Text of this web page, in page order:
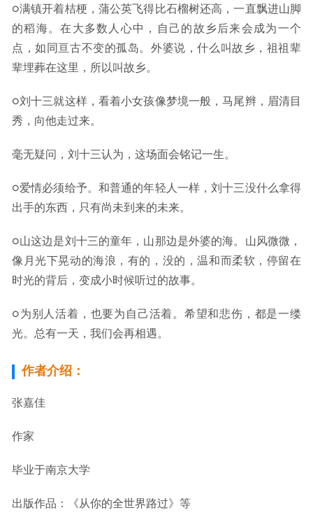
○满镇开着桔梗，蒲公英飞得比石榴树还高，一直飘进山脚
的稻海。在大多数人心中，自己的故乡后来会成为一个
点，如同亘古不变的孤岛。外婆说，什么叫故乡，祖祖辈
辈埋葬在这里，所以叫故乡。
○刘十三就这样，看着小女孩像梦境一般，马尾辫，眉清目
秀，向他走过来。
毫无疑问，刘十三认为，这场面会铭记一生。
○爱情必须给予。和普通的年轻人一样，刘十三没什么拿得
出手的东西，只有尚未到来的未来。
○山这边是刘十三的童年，山那边是外婆的海。山风微微，
像月光下晃动的海浪，有的，没的，温和而柔软，停留在
时光的背后，变成小时候听过的故事。
○为别人活着，也要为自己活着。希望和悲伤，都是一缕
光。总有一天，我们会再相遇。
作者介绍：
张嘉佳
作家
毕业于南京大学
出版作品：《从你的全世界路过》等